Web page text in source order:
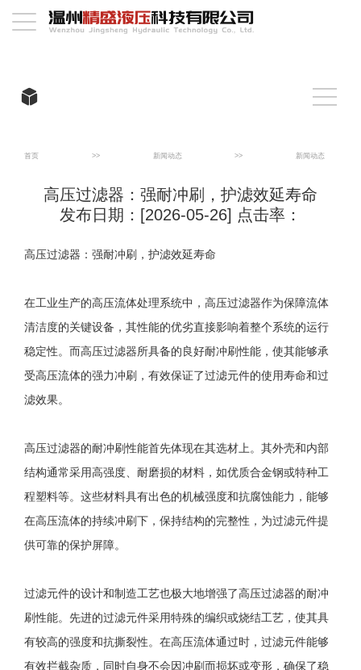
首页 >> 新闻动态 >> 新闻动态
高压过滤器：强耐冲刷，护滤效延寿命
发布日期：[2026-05-26] 点击率：
高压过滤器：强耐冲刷，护滤效延寿命
在工业生产的高压流体处理系统中，高压过滤器作为保障流体
清洁度的关键设备，其性能的优劣直接影响着整个系统的运行
稳定性。而高压过滤器所具备的良好耐冲刷性能，使其能够承
受高压流体的强力冲刷，有效保证了过滤元件的使用寿命和过
滤效果。
高压过滤器的耐冲刷性能首先体现在其选材上。其外壳和内部
结构通常采用高强度、耐磨损的材料，如优质合金钢或特种工
程塑料等。这些材料具有出色的机械强度和抗腐蚀能力，能够
在高压流体的持续冲刷下，保持结构的完整性，为过滤元件提
供可靠的保护屏障。
过滤元件的设计和制造工艺也极大地增强了高压过滤器的耐冲
刷性能。先进的过滤元件采用特殊的编织或烧结工艺，使其具
有较高的强度和抗撕裂性。在高压流体通过时，过滤元件能够
有效拦截杂质，同时自身不会因冲刷而损坏或变形，确保了稳